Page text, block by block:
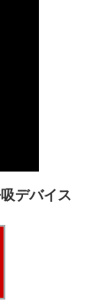
デバイス